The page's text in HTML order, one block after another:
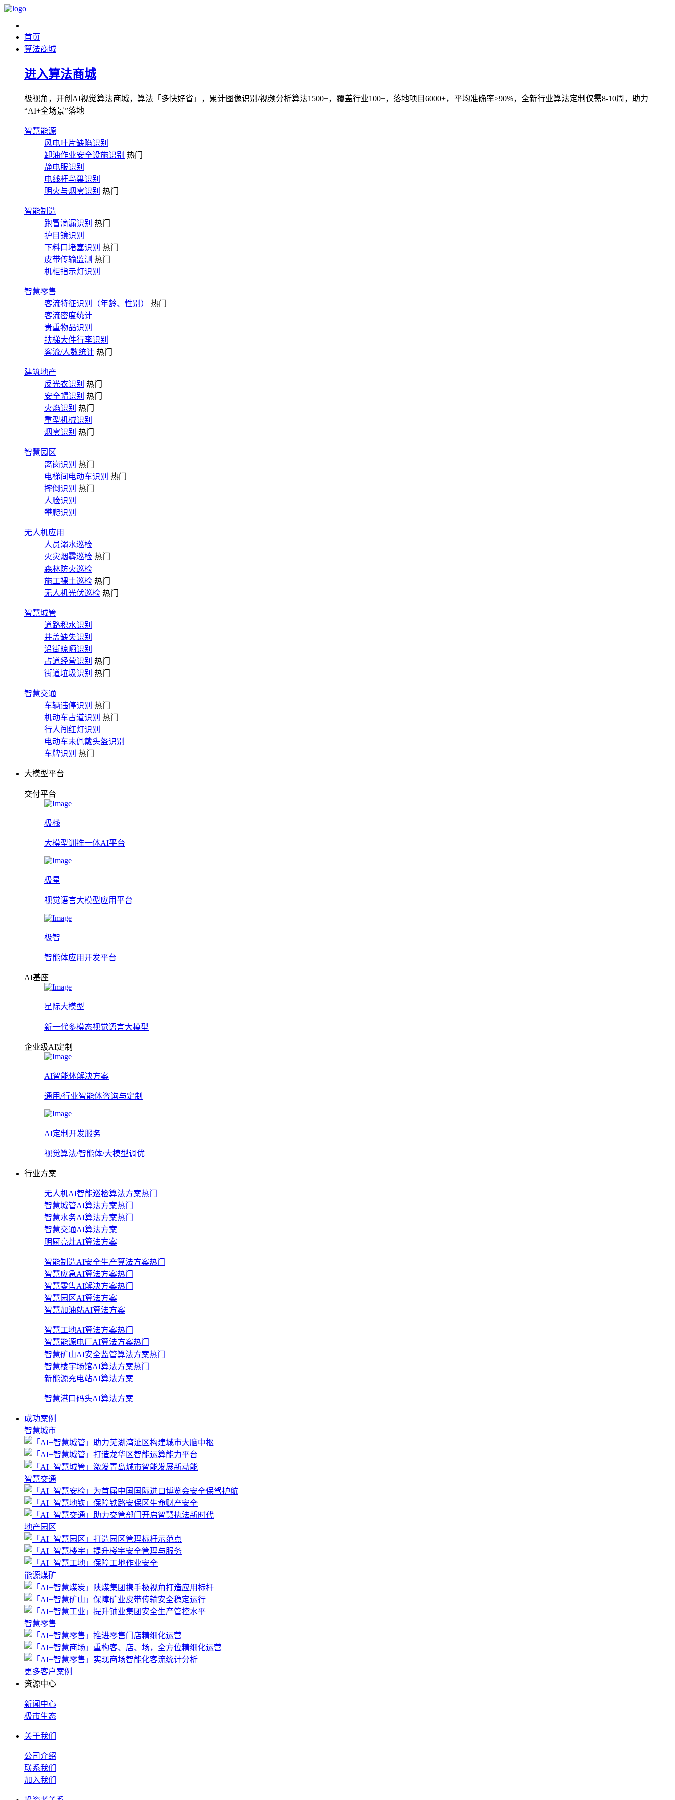
首页
算法商城
进入算法商城
极视角，开创AI视觉算法商城，算法「多快好省」，累计图像识别/视频分析算法1500+，覆盖行业100+，落地项目6000+，平均准确率≥90%，全新行业算法定制仅需8-10周，助力
“AI+全场景”落地
智慧能源
风电叶片缺陷识别
卸油作业安全设施识别 热门
静电服识别
电线杆鸟巢识别
明火与烟雾识别 热门
智能制造
跑冒滴漏识别 热门
护目镜识别
下料口堵塞识别 热门
皮带传输监测 热门
机柜指示灯识别
智慧零售
客流特征识别（年龄、性别）
热门
客流密度统计
贵重物品识别
扶梯大件行李识别
客流/人数统计 热门
建筑地产
反光衣识别 热门
安全帽识别 热门
火焰识别 热门
重型机械识别
烟雾识别 热门
智慧园区
离岗识别 热门
电梯间电动车识别 热门
摔倒识别 热门
人脸识别
攀爬识别
无人机应用
人员溺水巡检
火灾烟雾巡检 热门
森林防火巡检
施工裸土巡检 热门
无人机光伏巡检 热门
智慧城管
道路积水识别
井盖缺失识别
沿街晾晒识别
占道经营识别 热门
街道垃圾识别 热门
智慧交通
车辆违停识别 热门
机动车占道识别 热门
行人闯红灯识别
电动车未佩戴头盔识别
车牌识别 热门
大模型平台
交付平台
极栈
大模型训推一体AI平台
极星
视觉语言大模型应用平台
极智
智能体应用开发平台
AI基座
星际大模型
新一代多模态视觉语言大模型
企业级AI定制
AI智能体解决方案
通用/行业智能体咨询与定制
AI定制开发服务
视觉算法/智能体/大模型调优
行业方案
无人机AI智能巡检算法方案热门
智慧城管AI算法方案热门
智慧水务AI算法方案热门
智慧交通AI算法方案
明厨亮灶AI算法方案
智能制造AI安全生产算法方案热门
智慧应急AI算法方案热门
智慧零售AI解决方案热门
智慧园区AI算法方案
智慧加油站AI算法方案
智慧工地AI算法方案热门
智慧能源电厂AI算法方案热门
智慧矿山AI安全监管算法方案热门
智慧楼宇场馆AI算法方案热门
新能源充电站AI算法方案
智慧港口码头AI算法方案
成功案例
智慧城市
智慧交通
地产园区
能源煤矿
智慧零售
更多客户案例
资源中心
新闻中心
极市生态
关于我们
公司介绍
联系我们
加入我们